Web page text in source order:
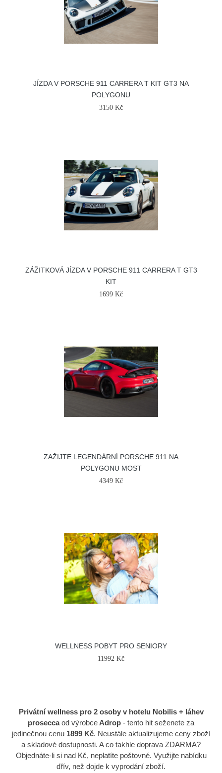
JÍZDA V PORSCHE 911 CARRERA T KIT GT3 NA
POLYGONU
3150 Kč
ZÁŽITKOVÁ JÍZDA V PORSCHE 911 CARRERA T GT3
KIT
1699 Kč
ZAŽIJTE LEGENDÁRNÍ PORSCHE 911 NA
POLYGONU MOST
4349 Kč
WELLNESS POBYT PRO SENIORY
11992 Kč
Privátní wellness pro 2 osoby v hotelu Nobilis + láhev
proseccaod výrobce Adrop - tento hit seženete za
jedinečnou cenu 1899 Kč. Neustále aktualizujeme ceny zboží
a skladové dostupnosti. A co takhle doprava ZDARMA?
Objednáte-li si nad Kč, neplatíte poštovné. Využijte nabídku
dřív, než dojde k vyprodání zboží.